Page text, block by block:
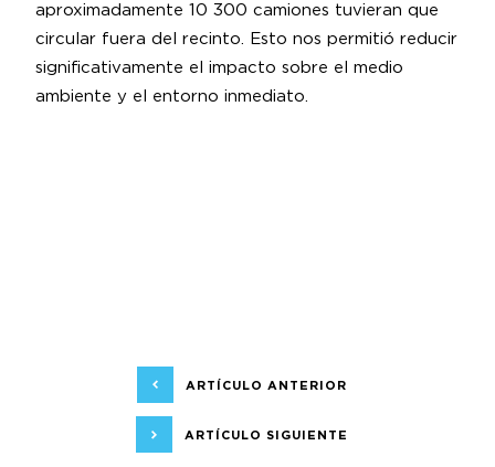
aproximadamente 10 300 camiones tuvieran que
circular fuera del recinto. Esto nos permitió reducir
significativamente el impacto sobre el medio
ambiente y el entorno inmediato.
ARTÍCULO ANTERIOR
ARTÍCULO SIGUIENTE